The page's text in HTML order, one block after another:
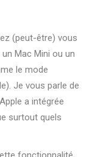
(peut-être) vous
Mac Mini ou un
le mode
Je vous parle de
a intégrée
surtout quels